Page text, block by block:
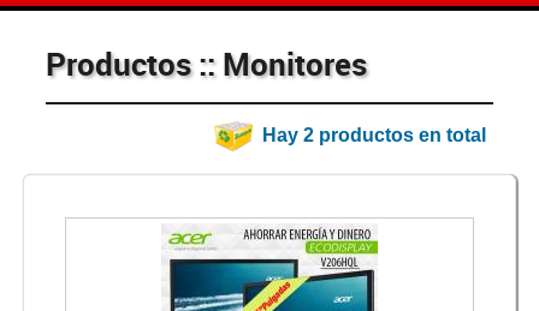
Productos :: Monitores
Hay 2 productos en total